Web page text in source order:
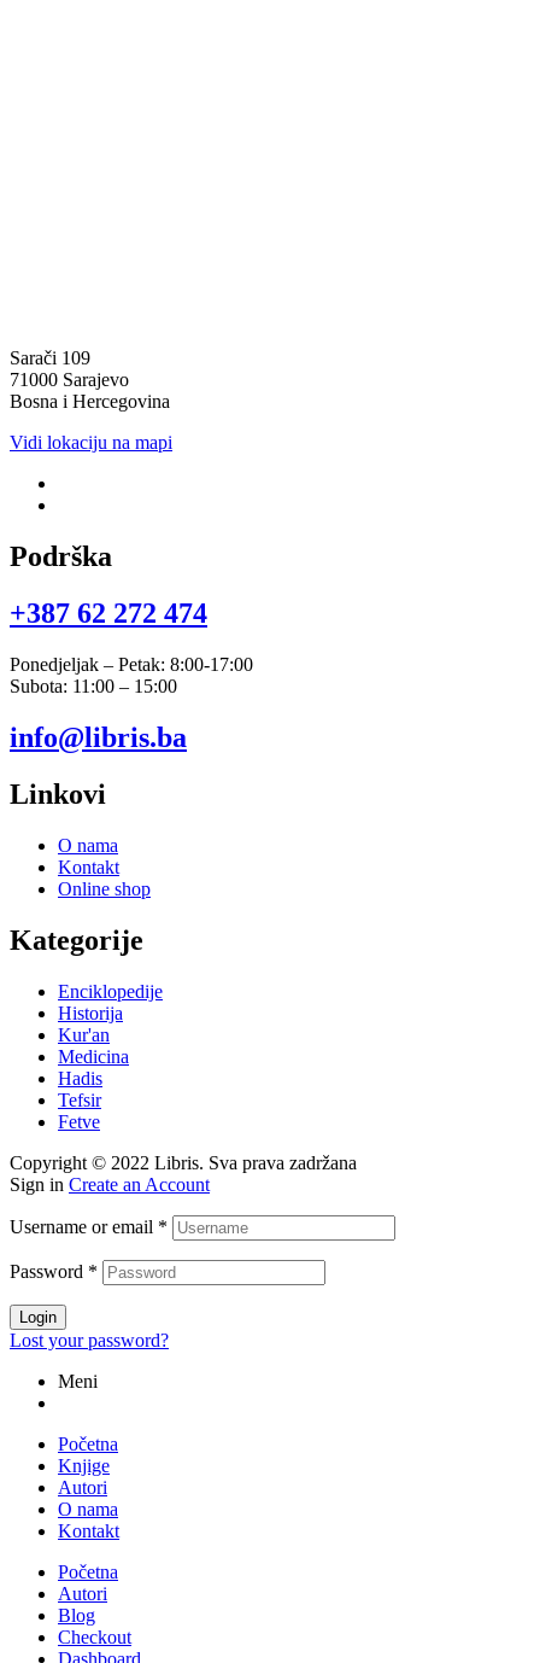
Sarači 109
71000 Sarajevo
Bosna i Hercegovina
Vidi lokaciju na mapi
Podrška
+387 62 272 474​
Ponedjeljak – Petak: 8:00-17:00
Subota: 11:00 – 15:00
info@libris.ba
Linkovi
O nama
Kontakt
Online shop
Kategorije
Enciklopedije
Historija
Kur'an
Medicina
Hadis
Tefsir
Fetve
Copyright © 2022 Libris. Sva prava zadržana
Sign in Create an Account
Username or email *
Password *
Login
Lost your password?
Meni
Početna
Knjige
Autori
O nama
Kontakt
Početna
Autori
Blog
Checkout
Dashboard